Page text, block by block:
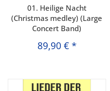
01. Heilige Nacht
(Christmas medley) (Large
Concert Band)
89,90 € *